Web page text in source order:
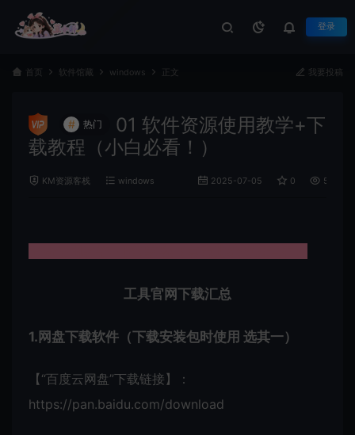
登录
首页 软件馆藏 windows 正文 我要投稿
# 热门
01 软件资源使用教学+下
载教程（小白必看！）
KM资源客栈 windows 2025-07-05 0 529
工具官网下载汇总
1.网盘下载软件（下载安装包时使用 选其一）
【“百度云网盘”下载链接】：
https://pan.baidu.com/download